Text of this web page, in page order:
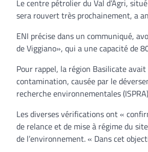
Le centre pétrolier du Val d’Agri,
sera rouvert très prochainement, a
ENI précise dans un communiqué,
de Viggiano», qui a une capacité de
Pour rappel, la région Basilicate
contamination, causée par le
recherche environnementales
Les diverses vérifications ont «
de relance et de mise à régime du
de l’environnement. « Dans cet